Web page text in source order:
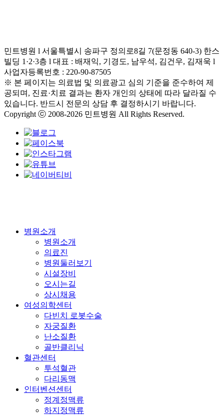
민트병원 l 서울특별시 송파구 정의로8길 7(문정동 640-3) 한스
빌딩 1·2·3층 l 대표 : 배재익, 기경도, 남우석, 김건우, 김재욱 l
사업자등록번호 : 220-90-87505
※ 본 페이지는 의료법 및 의료광고 심의 기준을 준수하여 제
공되며, 진료·치료 결과는 환자 개인의 상태에 따라 달라질 수
있습니다. 반드시 전문의 상담 후 결정하시기 바랍니다.
Copyright ⓒ 2008-2026 민트병원 All Rights Reserved.
Close
병원소개
병원소개
의료진
병원둘러보기
시설장비
오시는길
상시채용
여성의학센터
다빈치 로봇수술
자궁질환
난소질환
골반클리닉
혈관센터
투석혈관
다리동맥
인터벤션센터
정계정맥류
하지정맥류